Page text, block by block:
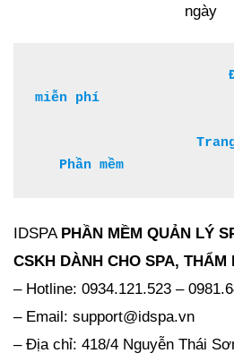
ngày
miễn phí
Phần mềm
IDSPA PHẦN MỀM QUẢN LÝ
CSKH DÀNH CHO SPA, THẨM
– Hotline: 0934.121.523 –
– Email: support@idspa.vn
– Địa chỉ: 418/4 Nguyễn Thái